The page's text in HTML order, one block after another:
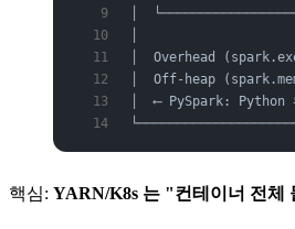
│
│  Overhead
│  Off-heap
│  ⟵ PySpark:
핵심: YARN/K8s 는 "컨테이너 전체